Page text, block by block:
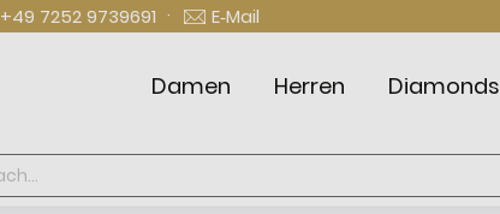
+49 7252 9739691 · E‑Mail
Damen Herren Diamonds